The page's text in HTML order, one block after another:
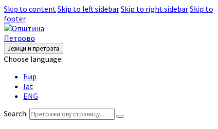
Skip to contentSkip to left sidebarSkip to right sidebarSkip to
footer
Језици и претрага
Choose language:
ћир
lat
ENG
Search: